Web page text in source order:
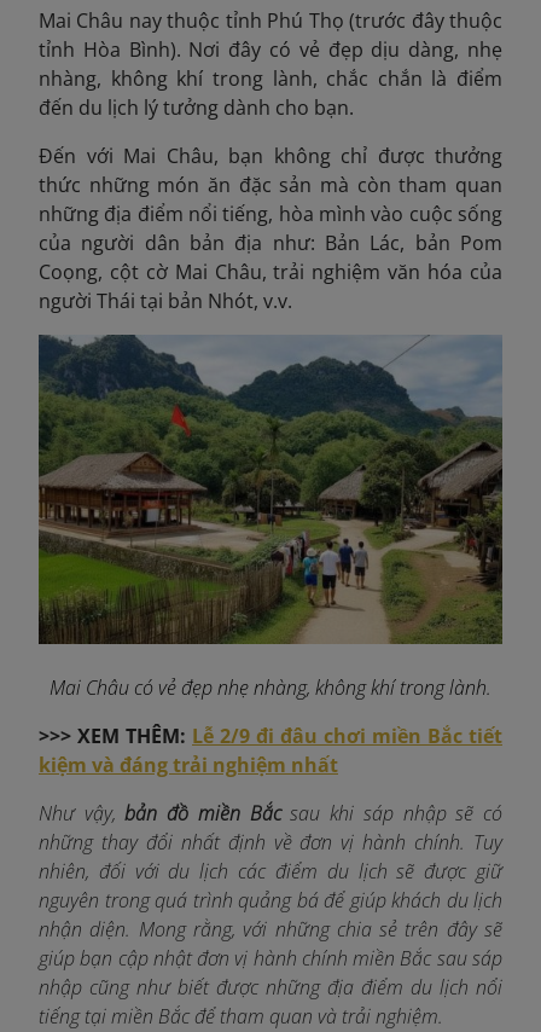
Mai Châu nay thuộc tỉnh Phú Thọ (trước đây thuộc
tỉnh Hòa Bình). Nơi đây có vẻ đẹp dịu dàng, nhẹ
nhàng, không khí trong lành, chắc chắn là điểm
đến du lịch lý tưởng dành cho bạn.
Đến với Mai Châu, bạn không chỉ được thưởng
thức những món ăn đặc sản mà còn tham quan
những địa điểm nổi tiếng, hòa mình vào cuộc sống
của người dân bản địa như: Bản Lác, bản Pom
Coọng, cột cờ Mai Châu, trải nghiệm văn hóa của
người Thái tại bản Nhót, v.v.
Mai Châu có vẻ đẹp nhẹ nhàng, không khí trong lành.
>>> XEM THÊM: Lễ 2/9 đi đâu chơi miền Bắc tiết
kiệm và đáng trải nghiệm nhất
Như vậy,bản đồ miền Bắcsau khi sáp nhập sẽ có
những thay đổi nhất định về đơn vị hành chính. Tuy
nhiên, đối với du lịch các điểm du lịch sẽ được giữ
nguyên trong quá trình quảng bá để giúp khách du lịch
nhận diện. Mong rằng, với những chia sẻ trên đây sẽ
giúp bạn cập nhật đơn vị hành chính miền Bắc sau sáp
nhập cũng như biết được những địa điểm du lịch nổi
tiếng tại miền Bắc để tham quan và trải nghiệm.